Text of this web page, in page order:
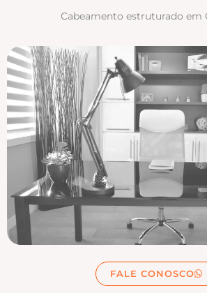
Cabeamento estruturado em
FALE CONOSCO